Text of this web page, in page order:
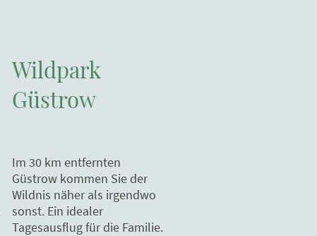
Wildpark
Güstrow
Im 30 km entfernten
Güstrow kommen Sie der
Wildnis näher als irgendwo
sonst. Ein idealer
Tagesausflug für die Familie.